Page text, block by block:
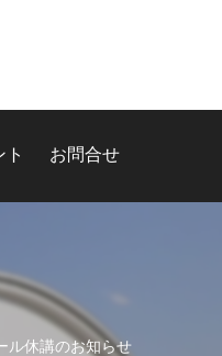
ト お問合せ
ル休講のお知らせ